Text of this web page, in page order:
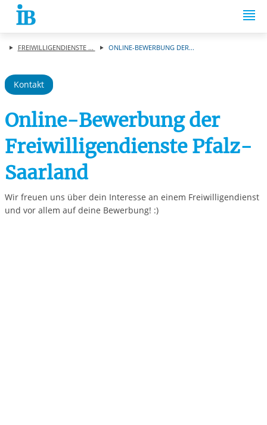
Springe zum Inhalt
FREIWILLIGENDIENSTE ... ONLINE-BEWERBUNG DER...
Kontakt
Online-Bewerbung der
Freiwilligendienste Pfalz-
Saarland
Wir freuen uns über dein Interesse an einem Freiwilligendienst
und vor allem auf deine Bewerbung! :)